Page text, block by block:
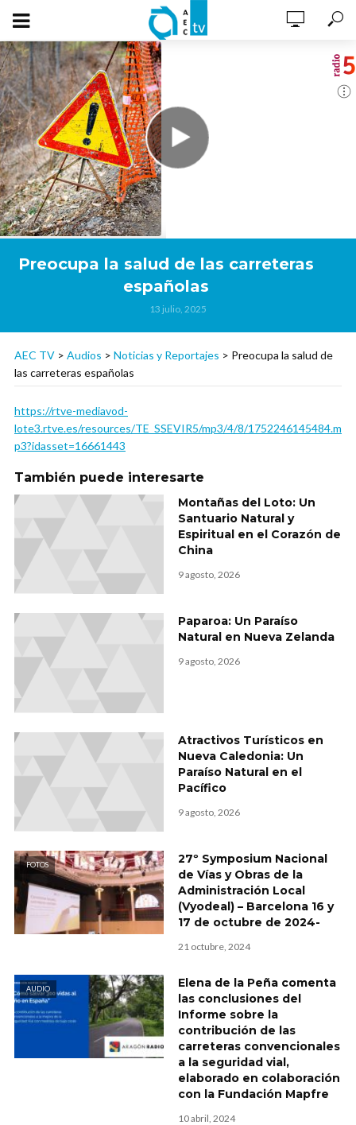
Preocupa la salud de las carreteras
españolas
13 julio, 2025
AEC TV > Audios > Noticias y Reportajes > Preocupa la salud de
las carreteras españolas
https://rtve-mediavod-
lote3.rtve.es/resources/TE_SSEVIR5/mp3/4/8/1752246145484.m
p3?idasset=16661443
También puede interesarte
Montañas del Loto: Un
Santuario Natural y
Espiritual en el Corazón de
China
9 agosto, 2026
Paparoa: Un Paraíso
Natural en Nueva Zelanda
9 agosto, 2026
Atractivos Turísticos en
Nueva Caledonia: Un
Paraíso Natural en el
Pacífico
9 agosto, 2026
FOTOS
27º Symposium Nacional
de Vías y Obras de la
Administración Local
(Vyodeal) – Barcelona 16 y
17 de octubre de 2024-
21 octubre, 2024
AUDIO
Elena de la Peña comenta
las conclusiones del
Informe sobre la
contribución de las
carreteras convencionales
a la seguridad vial,
elaborado en colaboración
con la Fundación Mapfre
10 abril, 2024